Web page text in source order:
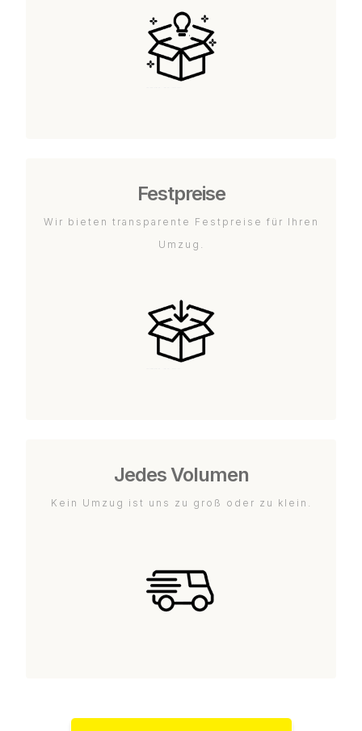
Festpreise
Wir bieten transparente Festpreise für Ihren
Umzug.
Jedes Volumen
Kein Umzug ist uns zu groß oder zu klein.